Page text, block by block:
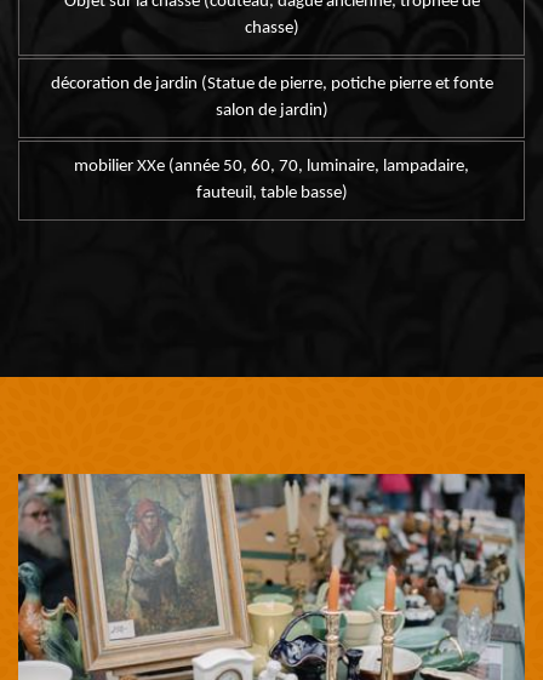
chasse)
décoration de jardin (Statue de pierre, potiche pierre et fonte
salon de jardin)
mobilier XXe (année 50, 60, 70, luminaire, lampadaire,
fauteuil, table basse)